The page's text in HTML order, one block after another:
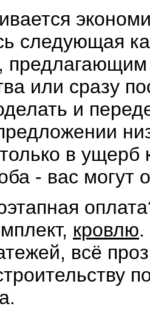
следующая
или сразу
и
в ущерб
- вас могут
кровлю
всё